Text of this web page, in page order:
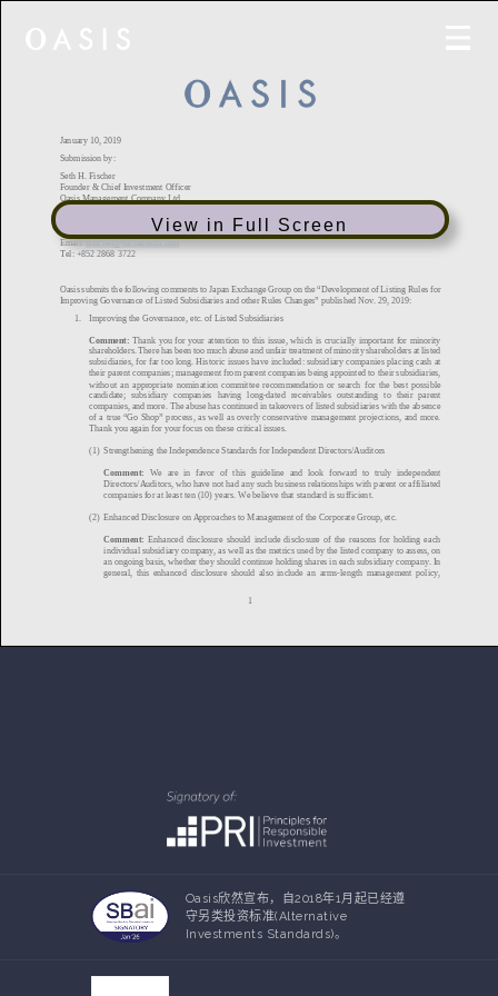
View in Full Screen
Oasis欣然宣布，自2018年1月起已经遵
守另类投资标准(Alternative
Investments Standards)。